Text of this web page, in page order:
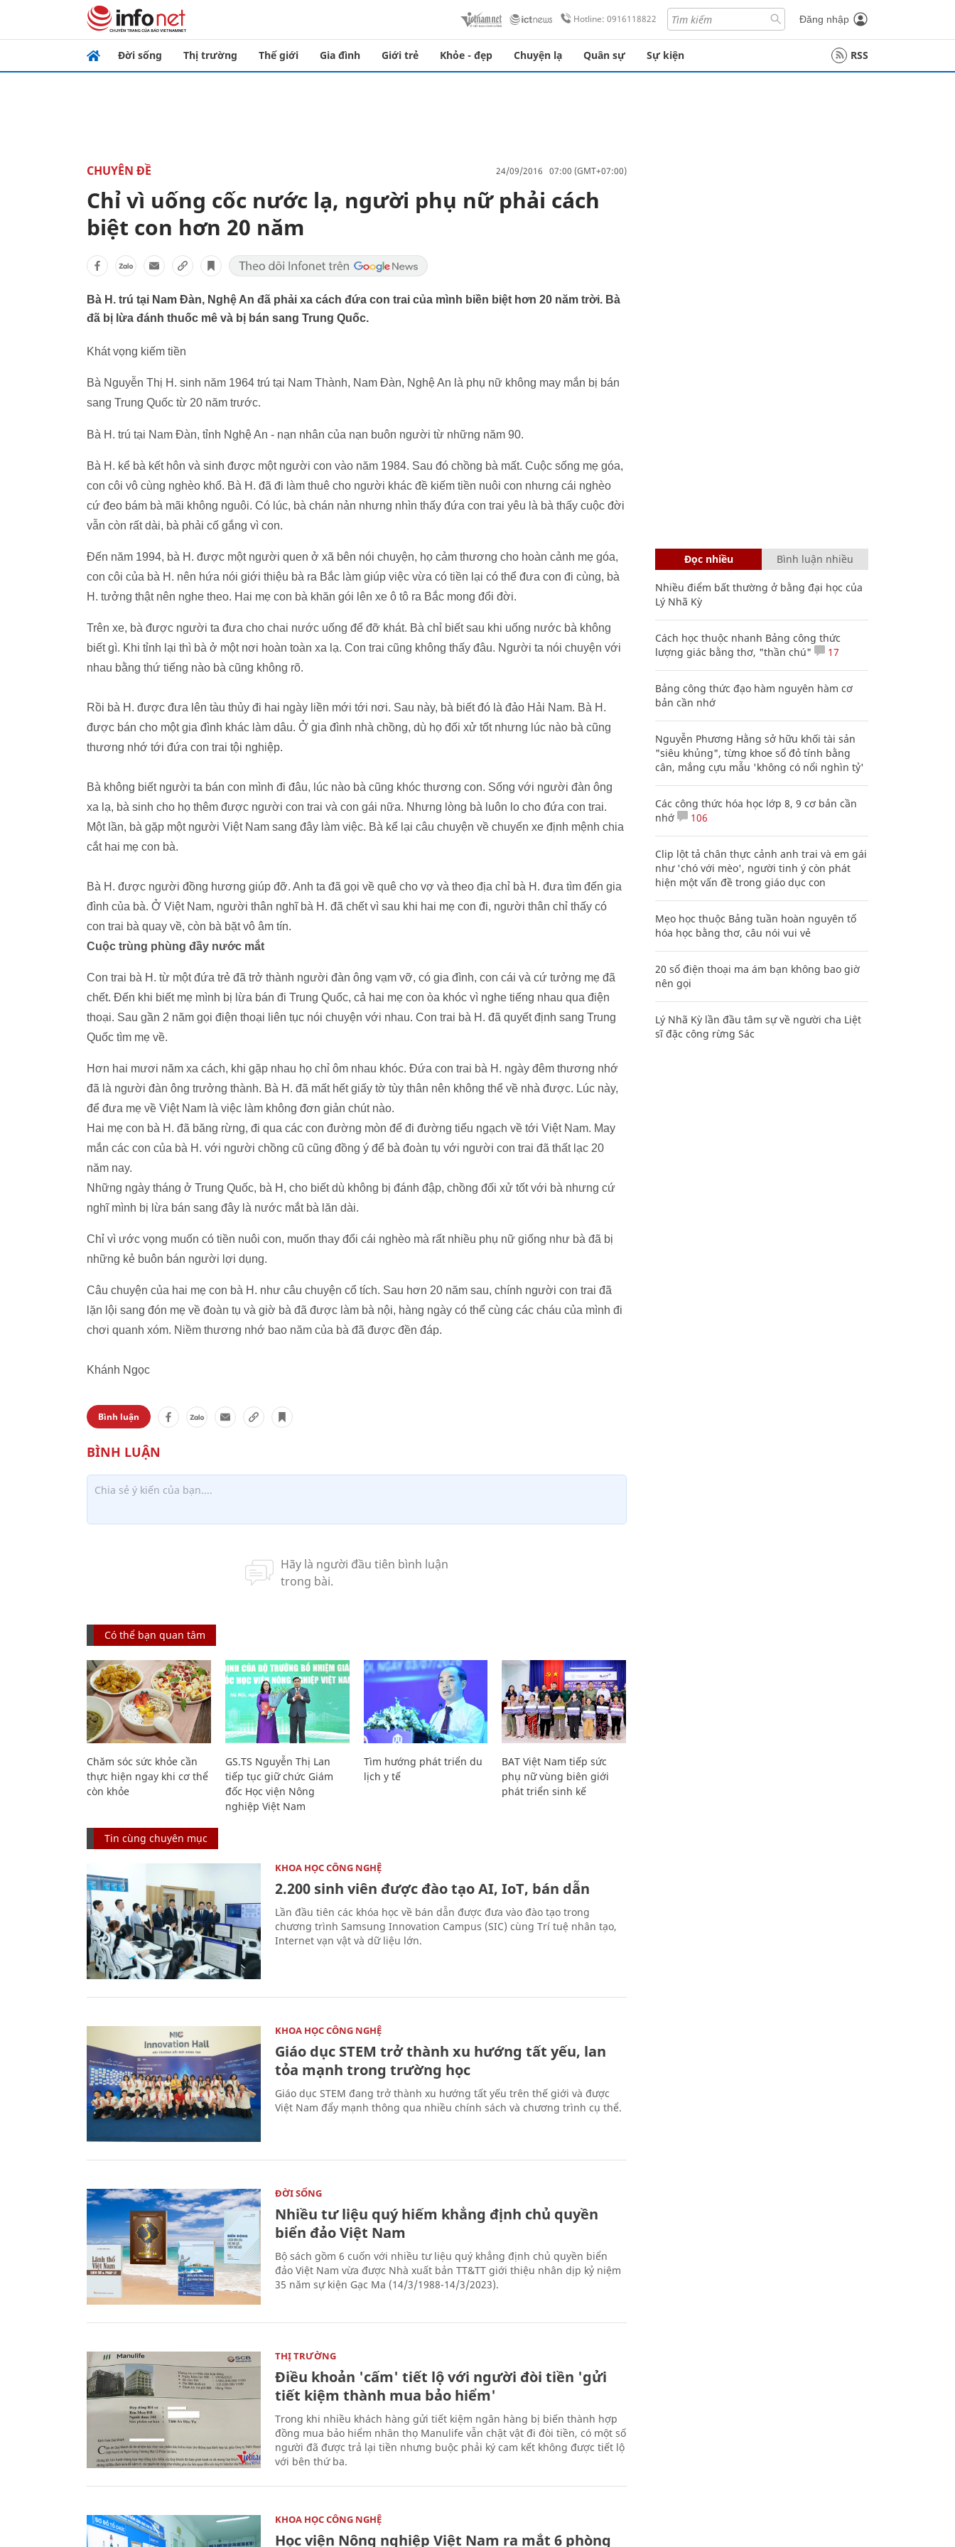
Hotline: 0916118822 Đăng nhập
Đời sống Thị trường Thế giới Gia đình Giới trẻ Khỏe - đẹp Chuyện lạ Quân sự Sự kiện RSS
CHUYÊN ĐỀ 24/09/2016 07:00 (GMT+07:00)
Chỉ vì uống cốc nước lạ, người phụ nữ phải cách
biệt con hơn 20 năm
Bà H. trú tại Nam Đàn, Nghệ An đã phải xa cách đứa con trai của mình biền biệt hơn 20 năm trời. Bà
đã bị lừa đánh thuốc mê và bị bán sang Trung Quốc.
Khát vọng kiếm tiền
Bà Nguyễn Thị H. sinh năm 1964 trú tại Nam Thành, Nam Đàn, Nghệ An là phụ nữ không may mắn bị bán
sang Trung Quốc từ 20 năm trước.
Bà H. trú tại Nam Đàn, tỉnh Nghệ An - nạn nhân của nạn buôn người từ những năm 90.
Bà H. kể bà kết hôn và sinh được một người con vào năm 1984. Sau đó chồng bà mất. Cuộc sống mẹ góa,
con côi vô cùng nghèo khổ. Bà H. đã đi làm thuê cho người khác đề kiếm tiền nuôi con nhưng cái nghèo
cứ đeo bám bà mãi không nguôi. Có lúc, bà chán nản nhưng nhìn thấy đứa con trai yêu là bà thấy cuộc đời
vẫn còn rất dài, bà phải cố gắng vì con.
Đến năm 1994, bà H. được một người quen ở xã bên nói chuyện, họ cảm thương cho hoàn cảnh mẹ góa,
con côi của bà H. nên hứa nói giới thiệu bà ra Bắc làm giúp việc vừa có tiền lại có thể đưa con đi cùng, bà
H. tưởng thật nên nghe theo. Hai mẹ con bà khăn gói lên xe ô tô ra Bắc mong đổi đời.
Trên xe, bà được người ta đưa cho chai nước uống để đỡ khát. Bà chỉ biết sau khi uống nước bà không
biết gì. Khi tỉnh lại thì bà ở một nơi hoàn toàn xa lạ. Con trai cũng không thấy đâu. Người ta nói chuyện với
nhau bằng thứ tiếng nào bà cũng không rõ.
Rồi bà H. được đưa lên tàu thủy đi hai ngày liền mới tới nơi. Sau này, bà biết đó là đảo Hải Nam. Bà H.
được bán cho một gia đình khác làm dâu. Ở gia đình nhà chồng, dù họ đối xử tốt nhưng lúc nào bà cũng
thương nhớ tới đứa con trai tội nghiệp.
Bà không biết người ta bán con mình đi đâu, lúc nào bà cũng khóc thương con. Sống với người đàn ông
xa lạ, bà sinh cho họ thêm được người con trai và con gái nữa. Nhưng lòng bà luôn lo cho đứa con trai.
Một lần, bà gặp một người Việt Nam sang đây làm việc. Bà kể lại câu chuyện về chuyến xe định mệnh chia
cắt hai mẹ con bà.
Bà H. được người đồng hương giúp đỡ. Anh ta đã gọi về quê cho vợ và theo địa chỉ bà H. đưa tìm đến gia
đình của bà. Ở Việt Nam, người thân nghĩ bà H. đã chết vì sau khi hai mẹ con đi, người thân chỉ thấy có
con trai bà quay về, còn bà bặt vô âm tín.
Cuộc trùng phùng đầy nước mắt
Con trai bà H. từ một đứa trẻ đã trở thành người đàn ông vạm vỡ, có gia đình, con cái và cứ tưởng mẹ đã
chết. Đến khi biết mẹ mình bị lừa bán đi Trung Quốc, cả hai mẹ con òa khóc vì nghe tiếng nhau qua điện
thoại. Sau gần 2 năm gọi điện thoại liên tục nói chuyện với nhau. Con trai bà H. đã quyết định sang Trung
Quốc tìm mẹ về.
Hơn hai mươi năm xa cách, khi gặp nhau họ chỉ ôm nhau khóc. Đứa con trai bà H. ngày đêm thương nhớ
đã là người đàn ông trưởng thành. Bà H. đã mất hết giấy tờ tùy thân nên không thể về nhà được. Lúc này,
để đưa mẹ về Việt Nam là việc làm không đơn giản chút nào.
Hai mẹ con bà H. đã băng rừng, đi qua các con đường mòn để đi đường tiểu ngạch về tới Việt Nam. May
mắn các con của bà H. với người chồng cũ cũng đồng ý để bà đoàn tụ với người con trai đã thất lạc 20
năm nay.
Những ngày tháng ở Trung Quốc, bà H, cho biết dù không bị đánh đập, chồng đối xử tốt với bà nhưng cứ
nghĩ mình bị lừa bán sang đây là nước mắt bà lăn dài.
Chỉ vì ước vọng muốn có tiền nuôi con, muốn thay đổi cái nghèo mà rất nhiều phụ nữ giống như bà đã bị
những kẻ buôn bán người lợi dụng.
Câu chuyện của hai mẹ con bà H. như câu chuyện cổ tích. Sau hơn 20 năm sau, chính người con trai đã
lặn lội sang đón mẹ về đoàn tụ và giờ bà đã được làm bà nội, hàng ngày có thể cùng các cháu của mình đi
chơi quanh xóm. Niềm thương nhớ bao năm của bà đã được đền đáp.
Khánh Ngọc
Bình luận
Có thể bạn quan tâm
Chăm sóc sức khỏe cần
thực hiện ngay khi cơ thể
còn khỏe
GS.TS Nguyễn Thị Lan
tiếp tục giữ chức Giám
đốc Học viện Nông
nghiệp Việt Nam
Tìm hướng phát triển du
lịch y tế
BAT Việt Nam tiếp sức
phụ nữ vùng biên giới
phát triển sinh kế
Tin cùng chuyên mục
KHOA HỌC CÔNG NGHỆ
2.200 sinh viên được đào tạo AI, IoT, bán dẫn
Lần đầu tiên các khóa học về bán dẫn được đưa vào đào tạo trong
chương trình Samsung Innovation Campus (SIC) cùng Trí tuệ nhân tạo,
Internet vạn vật và dữ liệu lớn.
KHOA HỌC CÔNG NGHỆ
Giáo dục STEM trở thành xu hướng tất yếu, lan
tỏa mạnh trong trường học
Giáo dục STEM đang trở thành xu hướng tất yếu trên thế giới và được
Việt Nam đẩy mạnh thông qua nhiều chính sách và chương trình cụ thể.
ĐỜI SỐNG
Nhiều tư liệu quý hiếm khẳng định chủ quyền
biển đảo Việt Nam
Bộ sách gồm 6 cuốn với nhiều tư liệu quý khẳng định chủ quyền biển
đảo Việt Nam vừa được Nhà xuất bản TT&TT giới thiệu nhân dịp kỷ niệm
35 năm sự kiện Gạc Ma (14/3/1988-14/3/2023).
THỊ TRƯỜNG
Điều khoản 'cấm' tiết lộ với người đòi tiền 'gửi
tiết kiệm thành mua bảo hiểm'
Trong khi nhiều khách hàng gửi tiết kiệm ngân hàng bị biến thành hợp
đồng mua bảo hiểm nhân thọ Manulife vẫn chật vật đi đòi tiền, có một số
người đã được trả lại tiền nhưng buộc phải ký cam kết không được tiết lộ
với bên thứ ba.
KHOA HỌC CÔNG NGHỆ
Học viện Nông nghiệp Việt Nam ra mắt 6 phòng
Đọc nhiều Bình luận nhiều
Nhiều điểm bất thường ở bằng đại học của
Lý Nhã Kỳ
Cách học thuộc nhanh Bảng công thức
lượng giác bằng thơ, "thần chú"
17
Bảng công thức đạo hàm nguyên hàm cơ
bản cần nhớ
Nguyễn Phương Hằng sở hữu khối tài sản
"siêu khủng", từng khoe sổ đỏ tính bằng
cân, mắng cựu mẫu 'không có nổi nghìn tỷ'
Các công thức hóa học lớp 8, 9 cơ bản cần
nhớ
106
Clip lột tả chân thực cảnh anh trai và em gái
như 'chó với mèo', người tinh ý còn phát
hiện một vấn đề trong giáo dục con
Mẹo học thuộc Bảng tuần hoàn nguyên tố
hóa học bằng thơ, câu nói vui vẻ
20 số điện thoại ma ám bạn không bao giờ
nên gọi
Lý Nhã Kỳ lần đầu tâm sự về người cha Liệt
sĩ đặc công rừng Sác